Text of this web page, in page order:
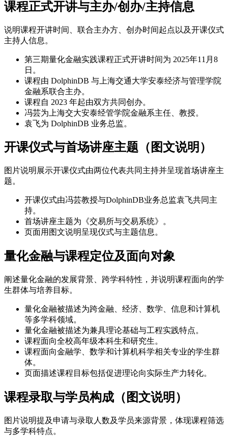
课程正式开讲与主办/创办/主持信息
说明课程开讲时间、联合主办方、创办时间起点以及开课仪式
主持人信息。
第三期量化金融实践课程正式开讲时间为 2025年11月8
日。
课程由 DolphinDB 与上海交通大学安泰经济与管理学院
金融系联合主办。
课程自 2023 年起由双方共同创办。
冯芸为上海交大安泰经管学院金融系主任、教授。
袁飞为 DolphinDB 业务总监。
开课仪式与首场讲座主题（图文说明）
图片说明展示开课仪式由两位代表共同主持并呈现首场讲座主
题。
开课仪式由冯芸教授与DolphinDB业务总监袁飞共同主
持。
首场讲座主题为《交易所与交易系统》。
页面用图文说明呈现仪式与主题信息。
量化金融与课程定位及面向对象
阐述量化金融的发展背景、跨学科特性，并说明课程面向的学
生群体与培养目标。
量化金融被描述为跨金融、经济、数学、信息和计算机
等多学科领域。
量化金融被描述为兼具理论基础与工程实践特点。
课程面向全校高年级本科生和研究生。
课程面向金融学、数学和计算机科学相关专业的学生群
体。
页面描述课程目标包括促进理论向实际生产力转化。
课程录取与学员构成（图文说明）
图片说明提及申请与录取人数及学员来源背景，体现课程筛选
与多学科特点。